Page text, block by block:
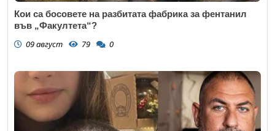
Кои са босовете на разбитата фабрика за фентанил
във „Факултета“?
09 август 79 0